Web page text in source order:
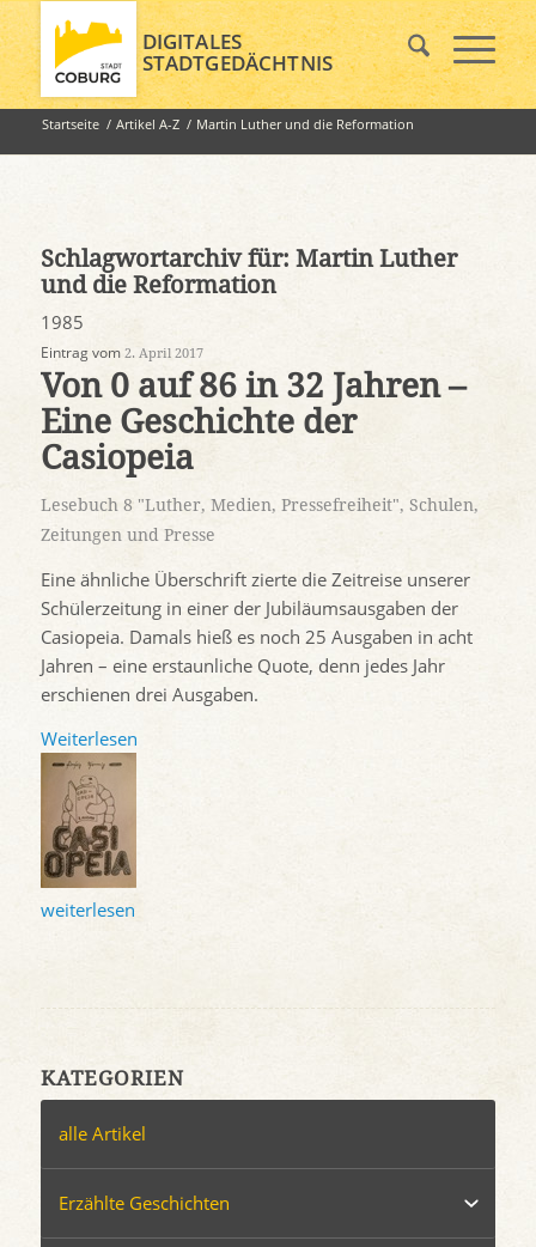
DIGITALES
STADTGEDÄCHTNIS
Startseite / Artikel A-Z / Martin Luther und die Reformation
Schlagwortarchiv für: Martin Luther
und die Reformation
1985
Eintrag vom 2. April 2017
Von 0 auf 86 in 32 Jahren –
Eine Geschichte der
Casiopeia
Lesebuch 8 "Luther, Medien, Pressefreiheit", Schulen,
Zeitungen und Presse
Eine ähnliche Überschrift zierte die Zeitreise unserer
Schülerzeitung in einer der Jubiläumsausgaben der
Casiopeia. Damals hieß es noch 25 Ausgaben in acht
Jahren – eine erstaunliche Quote, denn jedes Jahr
erschienen drei Ausgaben.
Weiterlesen
weiterlesen
KATEGORIEN
alle Artikel
Erzählte Geschichten